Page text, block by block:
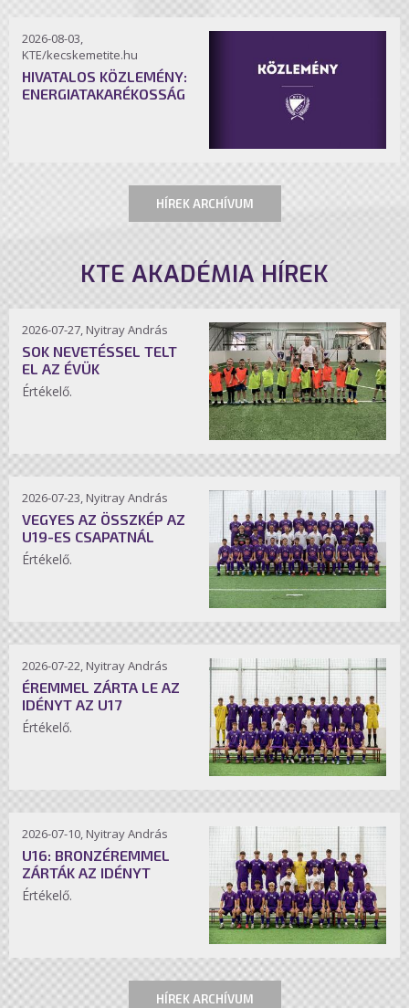
2026-08-03,
KTE/kecskemetite.hu
HIVATALOS KÖZLEMÉNY:
ENERGIATAKARÉKOSSÁG
HÍREK ARCHÍVUM
KTE AKADÉMIA HÍREK
2026-07-27, Nyitray András
SOK NEVETÉSSEL TELT
EL AZ ÉVÜK
Értékelő.
2026-07-23, Nyitray András
VEGYES AZ ÖSSZKÉP AZ
U19-ES CSAPATNÁL
Értékelő.
2026-07-22, Nyitray András
ÉREMMEL ZÁRTA LE AZ
IDÉNYT AZ U17
Értékelő.
2026-07-10, Nyitray András
U16: BRONZÉREMMEL
ZÁRTÁK AZ IDÉNYT
Értékelő.
HÍREK ARCHÍVUM